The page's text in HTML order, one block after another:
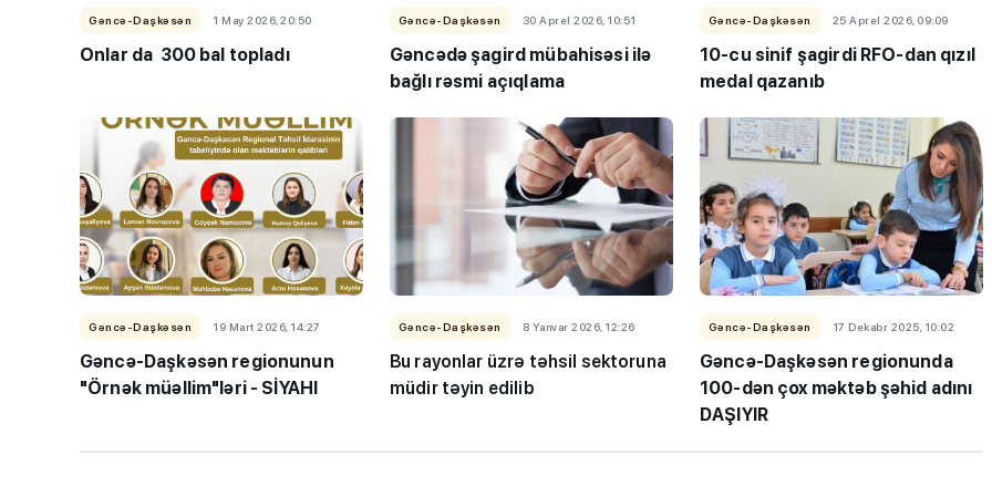
Gəncə-Daşkəsən 1 May 2026, 20:50
Onlar da 300 bal topladı
Gəncə-Daşkəsən 30 Aprel 2026, 10:51
Gəncədə şagird mübahisəsi ilə
bağlı rəsmi açıqlama
Gəncə-Daşkəsən 25 Aprel 2026, 09:09
10-cu sinif şagirdi RFO-dan qızıl
medal qazanıb
Gəncə-Daşkəsən 19 Mart 2026, 14:27
Gəncə-Daşkəsən regionunun
"Örnək müəllim"ləri - SİYAHI
Gəncə-Daşkəsən 8 Yanvar 2026, 12:26
Bu rayonlar üzrə təhsil sektoruna
müdir təyin edilib
Gəncə-Daşkəsən 17 Dekabr 2025, 10:02
Gəncə-Daşkəsən regionunda
100-dən çox məktəb şəhid adını
DAŞIYIR
III ixtisas qrupu: ən çox iş
imkanı olan ixtisaslar
AÇIQLANDI
MİQ balına görə Bakı üzrə
birinci, respublika üzrə
OLDU